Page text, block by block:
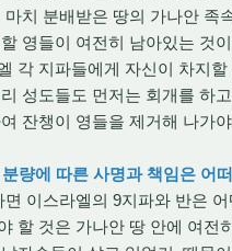
마치 분배받은 땅의 가나안 족
영들이 여전히 남아있는 것
각 지파들에게 자신이 차지
성도들도 먼저는 회개를 하
잔챙이 영들을 제거해 나가
량에 따른 사명과 책임은 어
면 이스라엘의 9지파와 반은
할 것은 가나안 땅 안에 여전